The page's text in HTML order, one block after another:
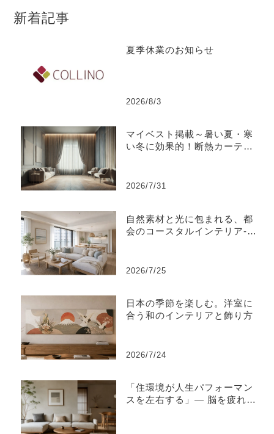
新着記事
夏季休業のお知らせ
2026/8/3
マイベスト掲載～暑い夏・寒
い冬に効果的！断熱カーテン
2026/7/31
自然素材と光に包まれる、都
会のコースタルインテリア-江
2026/7/25
日本の季節を楽しむ。洋室に
合う和のインテリアと飾り方
2026/7/24
「住環境が人生パフォーマン
スを左右する」― 脳を疲れさ